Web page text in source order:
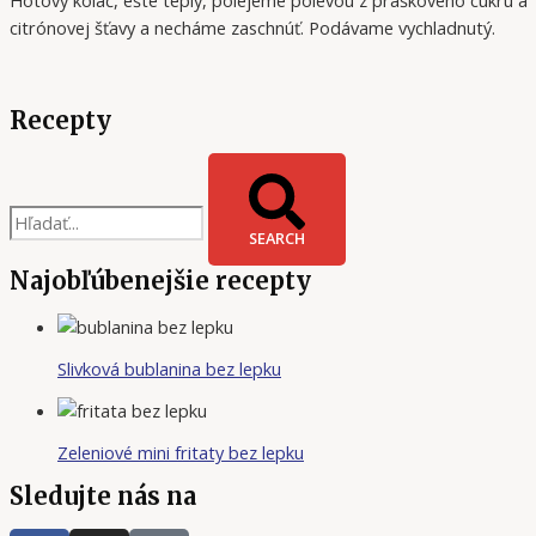
citrónovej šťavy a necháme zaschnúť. Podávame vychladnutý.
Recepty
SEARCH
Najobľúbenejšie recepty
Slivková bublanina bez lepku
Zeleniové mini fritaty bez lepku
Sledujte nás na